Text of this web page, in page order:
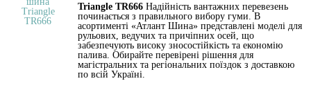
Triangle TR666 Надійність вантажних перевезень
починається з правильного вибору гуми. В
асортименті «Атлант Шина» представлені моделі для
рульових, ведучих та причіпних осей, що
забезпечують високу зносостійкість та економію
палива. Обирайте перевірені рішення для
магістральних та регіональних поїздок з доставкою
по всій Україні.